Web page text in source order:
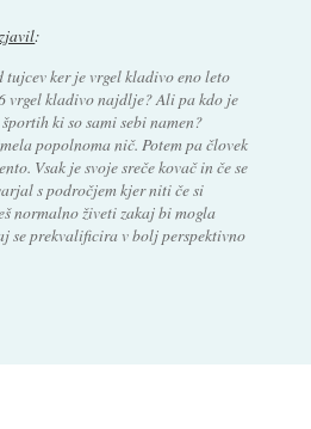
:
tujcev ker je vrgel kladivo eno leto
vrgel kladivo najdlje? Ali pa kdo je
ki so sami sebi namen?
popolnoma nič. Potem pa človek
Vsak je svoje sreče kovač in če se
s področjem kjer niti če si
normalno živeti zakaj bi mogla
se prekvalificira v bolj perspektivno